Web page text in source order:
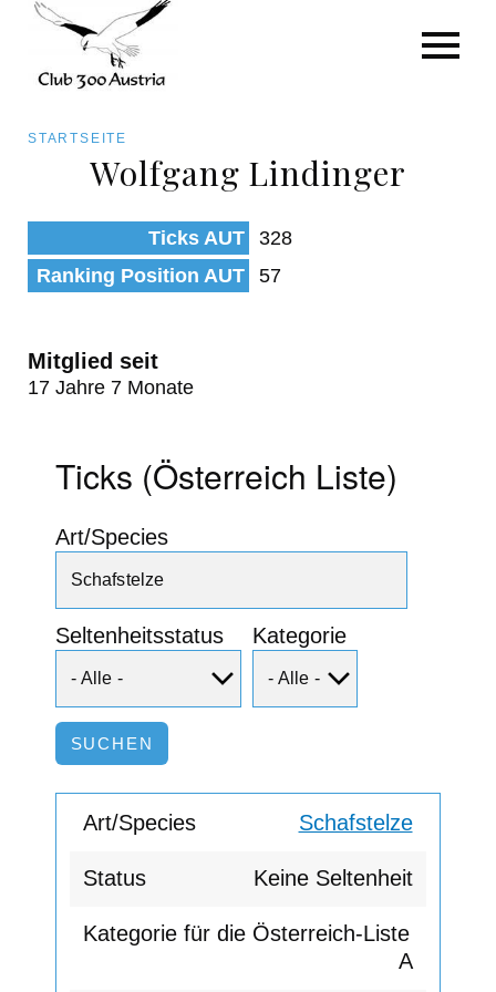
zum
Inhalt
Pfadnavigation
STARTSEITE
Wolfgang Lindinger
Ticks AUT
328
Ranking Position AUT
57
Mitglied seit
17 Jahre 7 Monate
Ticks (Österreich Liste)
Art/Species
Seltenheitsstatus Kategorie
Art/Species
Status
Kategorie für die Österreich-Liste
Beobachtungen
Schafstelze
Keine Seltenheit
A